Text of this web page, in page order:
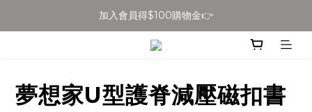
全館滿$699免運
全館滿$699免運
夢想家U型護脊減壓磁扣書